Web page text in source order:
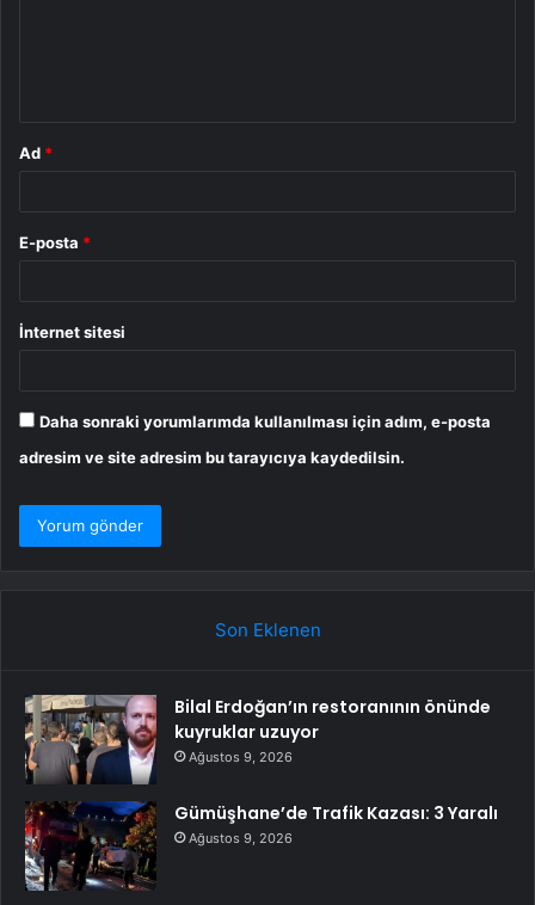
Ad *
E-posta *
İnternet sitesi
Daha sonraki yorumlarımda kullanılması için adım, e-posta
adresim ve site adresim bu tarayıcıya kaydedilsin.
Son Eklenen
Bilal Erdoğan’ın restoranının önünde
kuyruklar uzuyor
Ağustos 9, 2026
Gümüşhane’de Trafik Kazası: 3 Yaralı
Ağustos 9, 2026